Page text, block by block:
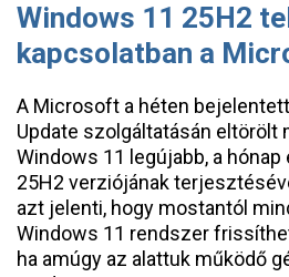
Windows 11 25H2
kapcsolatban a
A Microsoft a héten
Update szolgáltatásán eltörölt
Windows 11 legújabb, a
25H2 verziójának
azt jelenti, hogy mostantól
Windows 11 rendszer
ha amúgy az alattuk működő